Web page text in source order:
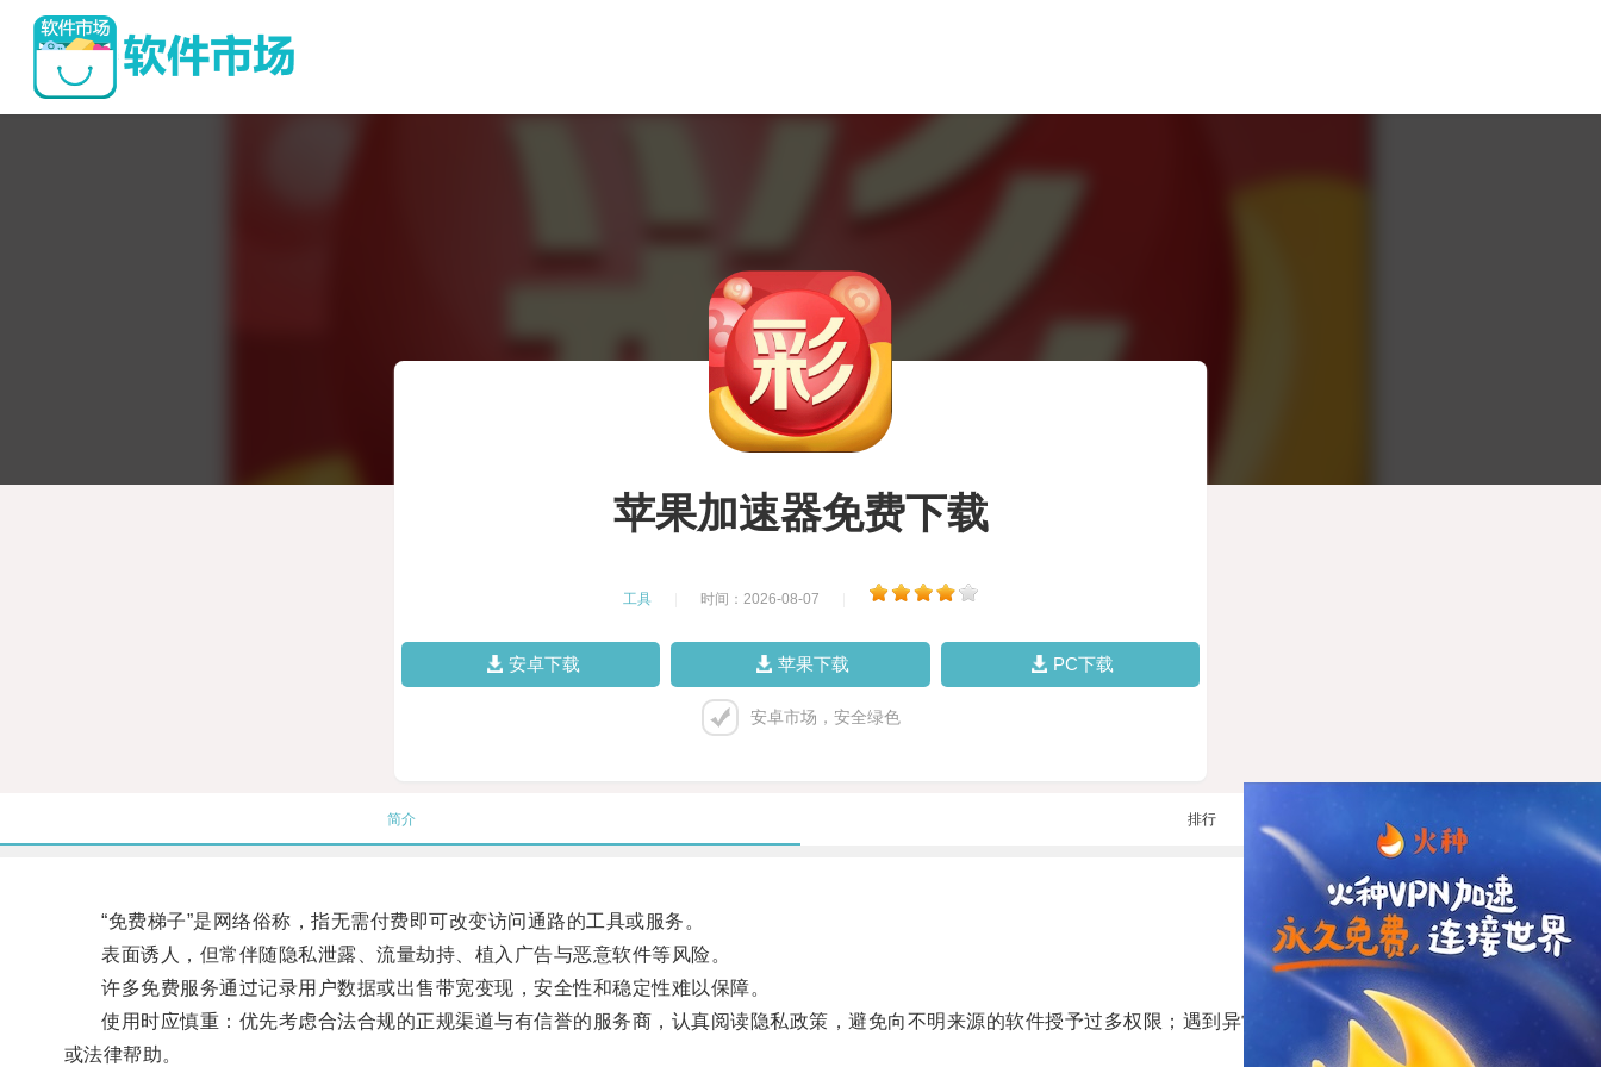
苹果加速器免费下载
工具 时间：2026-08-07
安卓下载 苹果下载 PC下载
安卓市场，安全绿色
简介 排行
“免费梯子”是网络俗称，指无需付费即可改变访问通路的工具或服务。
表面诱人，但常伴随隐私泄露、流量劫持、植入广告与恶意软件等风险。
许多免费服务通过记录用户数据或出售带宽变现，安全性和稳定性难以保障。
使用时应慎重：优先考虑合法合规的正规渠道与有信誉的服务商，认真阅读隐私政策，避免向不明来源的软件授予过多权限；遇到异常应立即停止并寻求正规技术支持
或法律帮助。